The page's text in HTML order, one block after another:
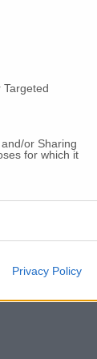
or Sharing
for which it
Privacy Policy
dei
Mancini